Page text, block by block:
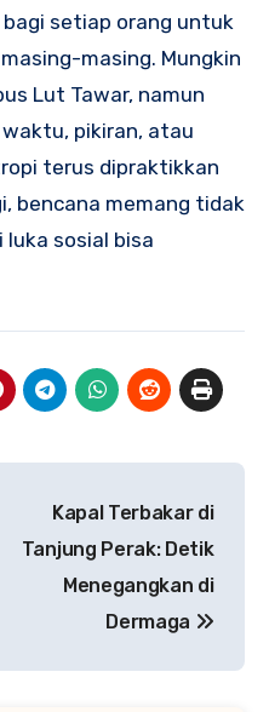
setiap orang untuk
masing. Mungkin
Lut Tawar, namun
pikiran, atau
terus dipraktikkan
bencana memang tidak
sosial bisa
Kapal Terbakar di
Tanjung Perak: Detik
Menegangkan di
Dermaga